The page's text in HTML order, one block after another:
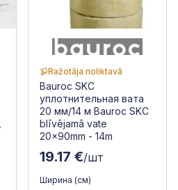
Ražotāja noliktavā
Bauroc SKC
уплотнительная вата
20 мм/14 м Bauroc SKC
blīvējamā vate
20x90mm - 14m
19.17 €/шт
Ширина (см)